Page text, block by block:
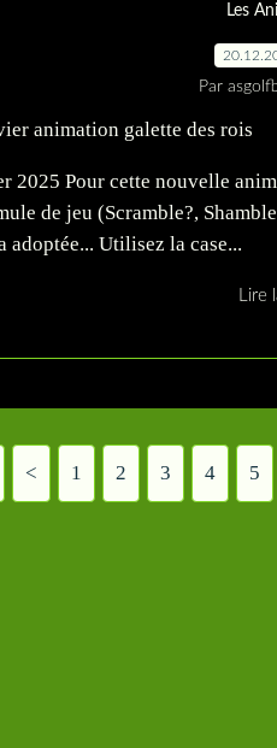
Les
Par
2025 Pour cette nouvelle
de jeu (Scramble?,
adoptée... Utilisez la case...
Lire
< 1 2 3 4 5